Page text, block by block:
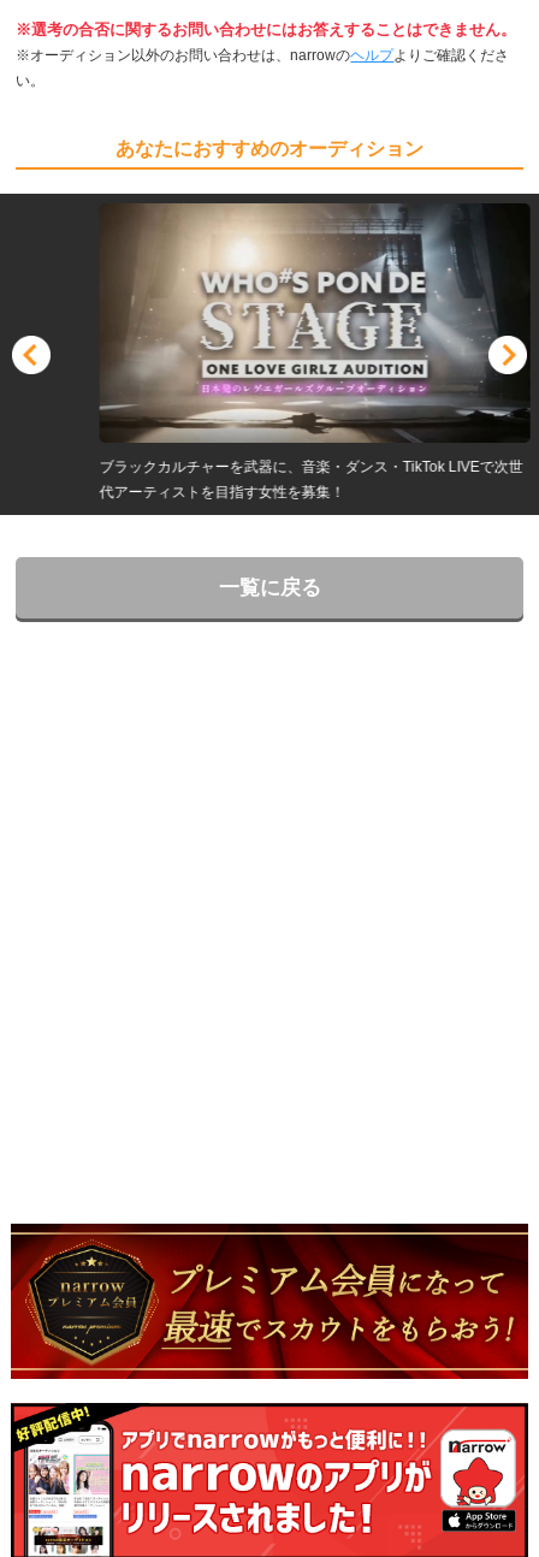
※選考の合否に関するお問い合わせにはお答えすることはできません。
※オーディション以外のお問い合わせは、narrowのヘルプよりご確認くださ
い。
あなたにおすすめのオーディション
ブラックカルチャーを武器に、音楽・ダンス・TikTok LIVEで次世
代アーティストを目指す女性を募集！
一覧に戻る